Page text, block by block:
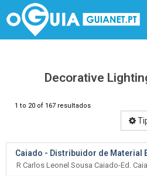
Decorative
1 to 20 of 167 resultados
Caiado - Distribuidor de Material
R Carlos Leonel Sousa Caiado-Ed.